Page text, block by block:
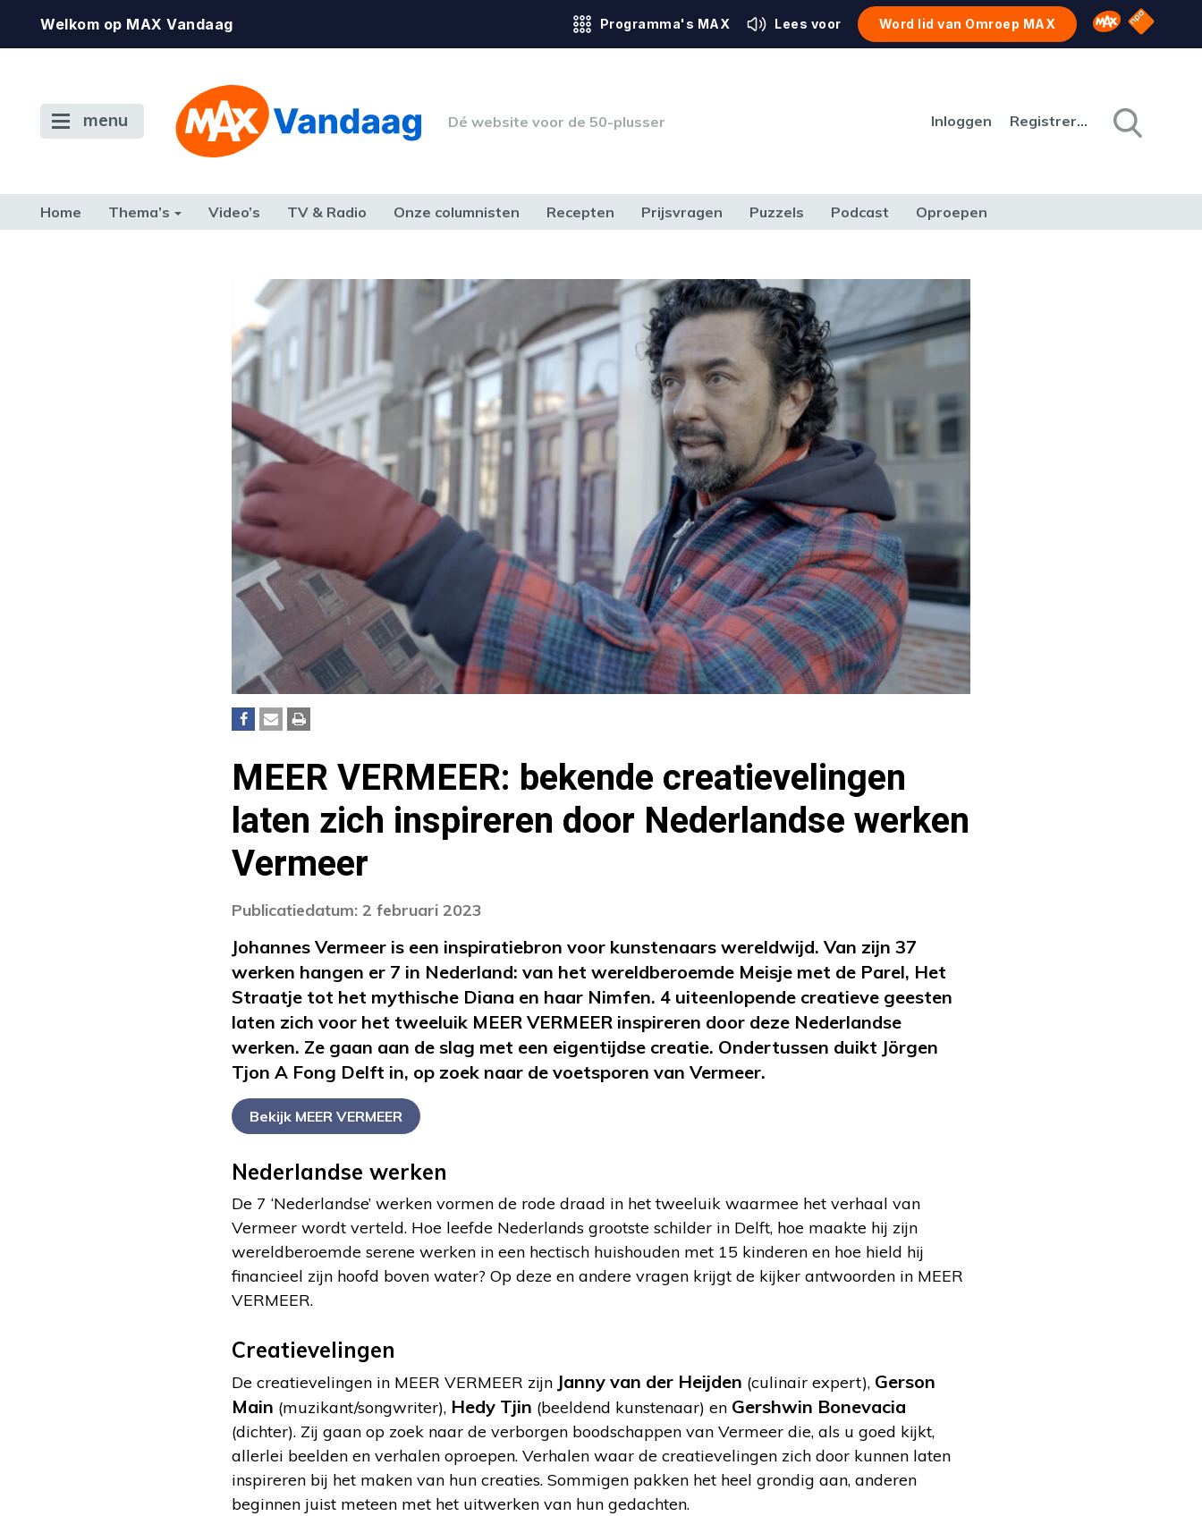
Welkom op MAX Vandaag Programma's MAX Lees voor Word lid van Omroep MAX Omroep MAX
NPO
menu Dé website voor de 50-plusser Inloggen Registreren
Home Thema’s Video’s TV & Radio Onze columnisten Recepten Prijsvragen Puzzels Podcast Oproepen
MEER VERMEER: bekende creatievelingen
laten zich inspireren door Nederlandse werken
Vermeer
Publicatiedatum: 2 februari 2023
Johannes Vermeer is een inspiratiebron voor kunstenaars wereldwijd. Van zijn 37
werken hangen er 7 in Nederland: van het wereldberoemde Meisje met de Parel, Het
Straatje tot het mythische Diana en haar Nimfen. 4 uiteenlopende creatieve geesten
laten zich voor het tweeluik MEER VERMEER inspireren door deze Nederlandse
werken. Ze gaan aan de slag met een eigentijdse creatie. Ondertussen duikt Jörgen
Tjon A Fong Delft in, op zoek naar de voetsporen van Vermeer.
Bekijk MEER VERMEER
Nederlandse werken
De 7 ‘Nederlandse’ werken vormen de rode draad in het tweeluik waarmee het verhaal van
Vermeer wordt verteld. Hoe leefde Nederlands grootste schilder in Delft, hoe maakte hij zijn
wereldberoemde serene werken in een hectisch huishouden met 15 kinderen en hoe hield hij
financieel zijn hoofd boven water? Op deze en andere vragen krijgt de kijker antwoorden in MEER
VERMEER.
Creatievelingen
De creatievelingen in MEER VERMEER zijn Janny van der Heijden (culinair expert), Gerson
Main (muzikant/songwriter), Hedy Tjin (beeldend kunstenaar) en Gershwin Bonevacia
(dichter). Zij gaan op zoek naar de verborgen boodschappen van Vermeer die, als u goed kijkt,
allerlei beelden en verhalen oproepen. Verhalen waar de creatievelingen zich door kunnen laten
inspireren bij het maken van hun creaties. Sommigen pakken het heel grondig aan, anderen
beginnen juist meteen met het uitwerken van hun gedachten.